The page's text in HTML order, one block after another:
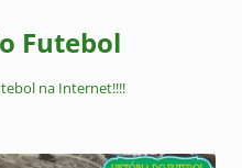
Futebol
na Internet!!!!